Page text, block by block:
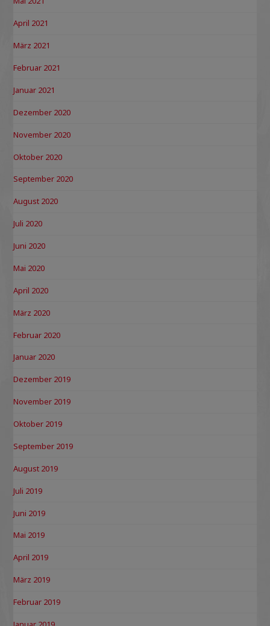
April 2021
März 2021
Februar 2021
Januar 2021
Dezember 2020
November 2020
Oktober 2020
September 2020
August 2020
Juli 2020
Juni 2020
Mai 2020
April 2020
März 2020
Februar 2020
Januar 2020
Dezember 2019
November 2019
Oktober 2019
September 2019
August 2019
Juli 2019
Juni 2019
Mai 2019
April 2019
März 2019
Februar 2019